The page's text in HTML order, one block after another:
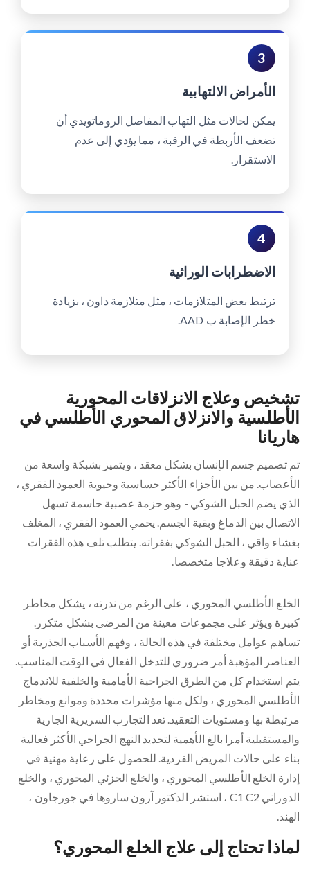
3
الأمراض الالتهابية
يمكن لحالات مثل التهاب المفاصل الروماتويدي أن
تضعف الأربطة في الرقبة ، مما يؤدي إلى عدم
الاستقرار.
4
الاضطرابات الوراثية
ترتبط بعض المتلازمات ، مثل متلازمة داون ، بزيادة
خطر الإصابة ب AAD.
تشخيص وعلاج الانزلاقات المحورية
الأطلسية والانزلاق المحوري الأطلسي في
هاريانا
تم تصميم جسم الإنسان بشكل معقد ، ويتميز بشبكة واسعة من
الأعصاب. من بين الأجزاء الأكثر حساسية وحيوية العمود الفقري ،
الذي يضم الحبل الشوكي - وهو حزمة عصبية حاسمة تسهل
الاتصال بين الدماغ وبقية الجسم. يحمي العمود الفقري ، المغلف
بغشاء واقي ، الحبل الشوكي بفقراته. يتطلب تلف هذه الفقرات
عناية دقيقة وعلاجا متخصصا.
الخلع الأطلسي المحوري ، على الرغم من ندرته ، يشكل مخاطر
كبيرة ويؤثر على مجموعات معينة من المرضى بشكل متكرر.
تساهم عوامل مختلفة في هذه الحالة ، وفهم الأسباب الجذرية أو
العناصر المؤهبة أمر ضروري للتدخل الفعال في الوقت المناسب.
يتم استخدام كل من الطرق الجراحية الأمامية والخلفية للاندماج
الأطلسي المحوري ، ولكل منها مؤشرات محددة وموانع ومخاطر
مرتبطة بها ومستويات التعقيد. تعد التجارب السريرية الجارية
والمستقبلية أمرا بالغ الأهمية لتحديد النهج الجراحي الأكثر فعالية
بناء على حالات المريض الفردية. للحصول على رعاية مهنية في
إدارة الخلع الأطلسي المحوري ، والخلع الجزئي المحوري ، والخلع
الدوراني C1 C2 ، استشر الدكتور آرون ساروها في جورجاون ،
الهند.
لماذا تحتاج إلى علاج الخلع المحوري؟